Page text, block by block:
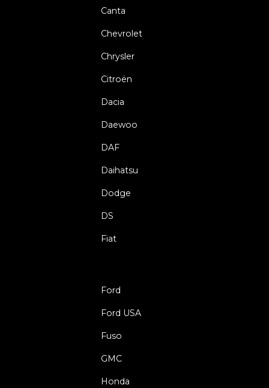
Canta
Chevrolet
Chrysler
Citroën
Dacia
Daewoo
DAF
Daihatsu
Dodge
DS
Fiat
Ford
Ford USA
Fuso
GMC
Honda